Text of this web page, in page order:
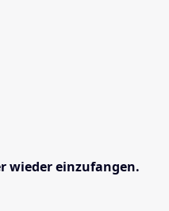
wieder einzufangen.